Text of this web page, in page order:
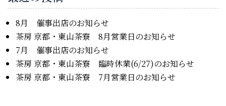
8月 催事出店のお知らせ
茶房 京都・東山茶寮 8月営業日のお知らせ
7月 催事出店のお知らせ
茶房 京都・東山茶寮 臨時休業(6/27)のお知らせ
茶房 京都・東山茶寮 7月営業日のお知らせ